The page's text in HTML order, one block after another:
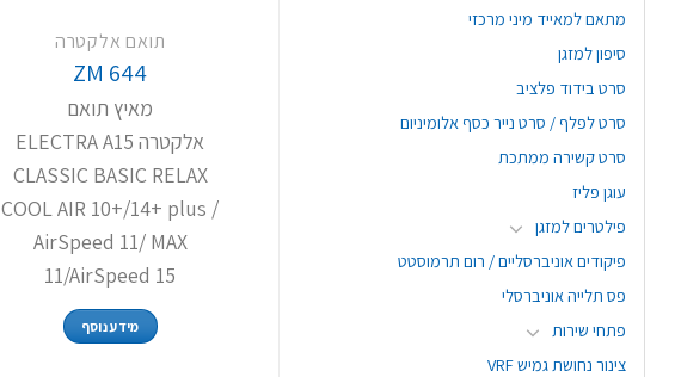
מתאם למאייד מיני מרכזי
סיפון למזגן
סרט בידוד פלציב
סרט לפלף / סרט נייר כסף אלומיניום
סרט קשירה ממתכת
עוגן פליז
פילטרים למזגן
פיקודים אוניברסליים / רום תרמוסטט
פס תלייה אוניברסלי
פתחי שירות
צינור נחושת גמיש VRF
תואם אלקטרה
ZM 644
מאיץ תואם
אלקטרה ELECTRA A15
CLASSIC BASIC RELAX
COOL AIR 10+/14+ plus /
AirSpeed 11/ MAX
11/AirSpeed 15
מידע נוסף